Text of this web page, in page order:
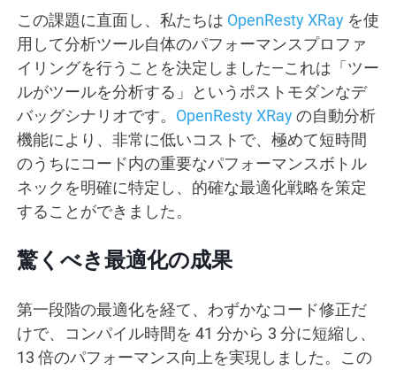
この課題に直面し、私たちは OpenResty XRay を使
用して分析ツール自体のパフォーマンスプロファ
イリングを行うことを決定しました—これは「ツー
ルがツールを分析する」というポストモダンなデ
バッグシナリオです。 OpenResty XRayの自動分析
機能により、非常に低いコストで、極めて短時間
のうちにコード内の重要なパフォーマンスボトル
ネックを明確に特定し、的確な最適化戦略を策定
することができました。
驚くべき最適化の成果
第一段階の最適化を経て、わずかなコード修正だ
けで、コンパイル時間を 41 分から 3 分に短縮し、
13 倍のパフォーマンス向上を実現しました。この